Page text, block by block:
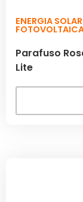
ENERGIA
Parafuso
Lite